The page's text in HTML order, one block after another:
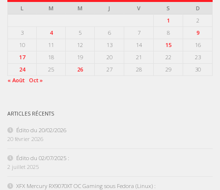
L
M M J V S
D
1
2
3
4 5 6 7 8
9
10
11 12 13 14 15
16
17
18 19 20 21 22
23
24
25 26 27 28 29
30
« Août Oct »
ARTICLES RÉCENTS
Édito du 20/02/2026
20 février 2026
Édito du 02/07/2025 :
2 juillet 2025
XFX Mercury RX9070XT OC Gaming sous Fedora (Linux) :